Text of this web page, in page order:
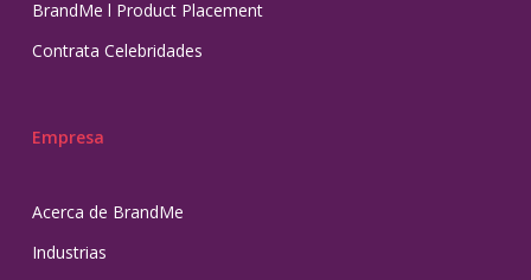
BrandMe l Product Placement
Contrata Celebridades
Empresa
Acerca de BrandMe
Industrias